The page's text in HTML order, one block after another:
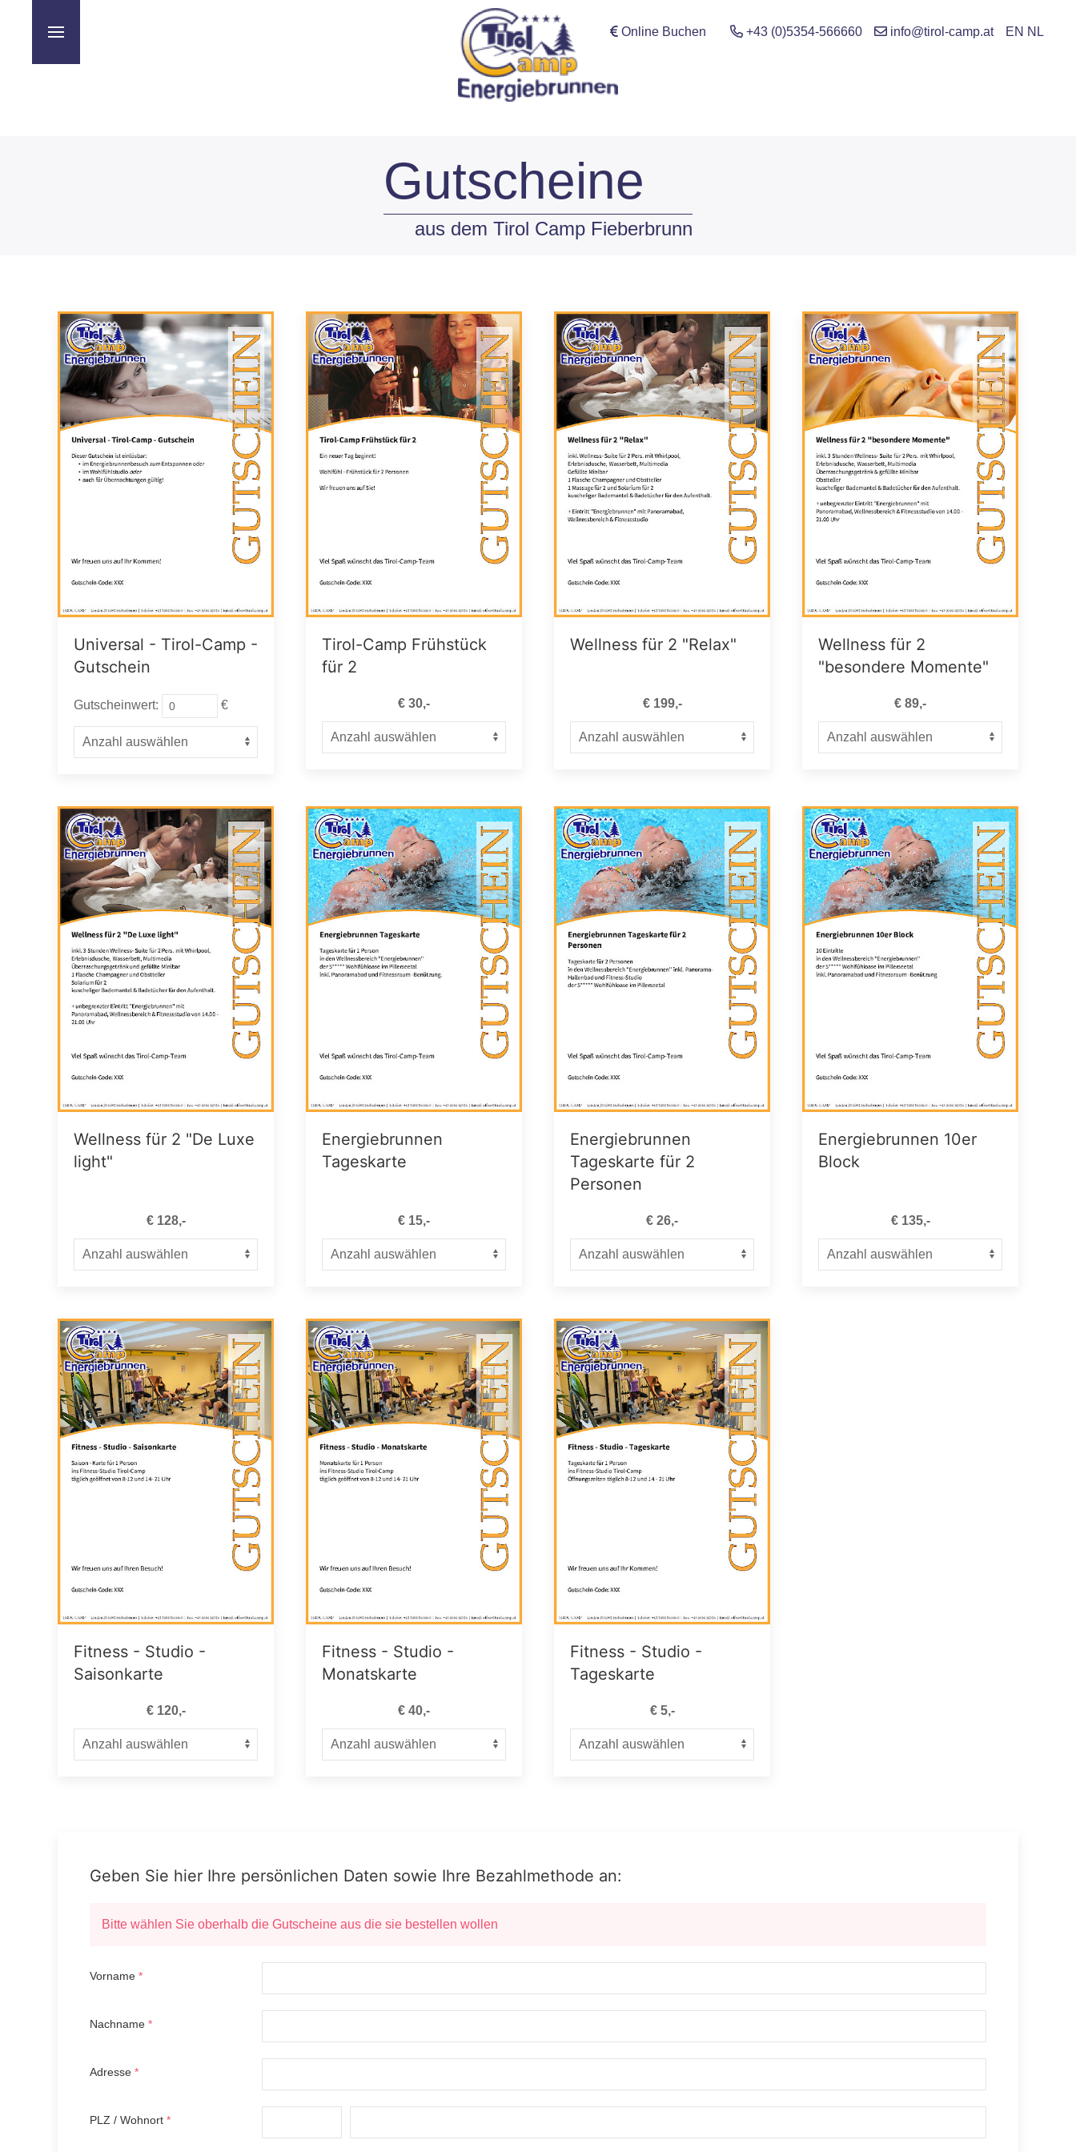
Online Buchen +43 (0)5354-566660 info@tirol-camp.at EN NL
Gutscheine
aus dem Tirol Camp Fieberbrunn
Universal - Tirol-Camp -
Gutschein
Gutscheinwert: €
Tirol-Camp Frühstück
für 2
€ 30,-
Wellness für 2 "Relax"
€ 199,-
Wellness für 2
"besondere Momente"
€ 89,-
Wellness für 2 "De Luxe
light"
€ 128,-
Energiebrunnen
Tageskarte
€ 15,-
Energiebrunnen
Tageskarte für 2
Personen
€ 26,-
Energiebrunnen 10er
Block
€ 135,-
Fitness - Studio -
Saisonkarte
€ 120,-
Fitness - Studio -
Monatskarte
€ 40,-
Fitness - Studio -
Tageskarte
€ 5,-
Geben Sie hier Ihre persönlichen Daten sowie Ihre Bezahlmethode an:
Bitte wählen Sie oberhalb die Gutscheine aus die sie bestellen wollen
Vorname *
Nachname *
Adresse *
PLZ / Wohnort *